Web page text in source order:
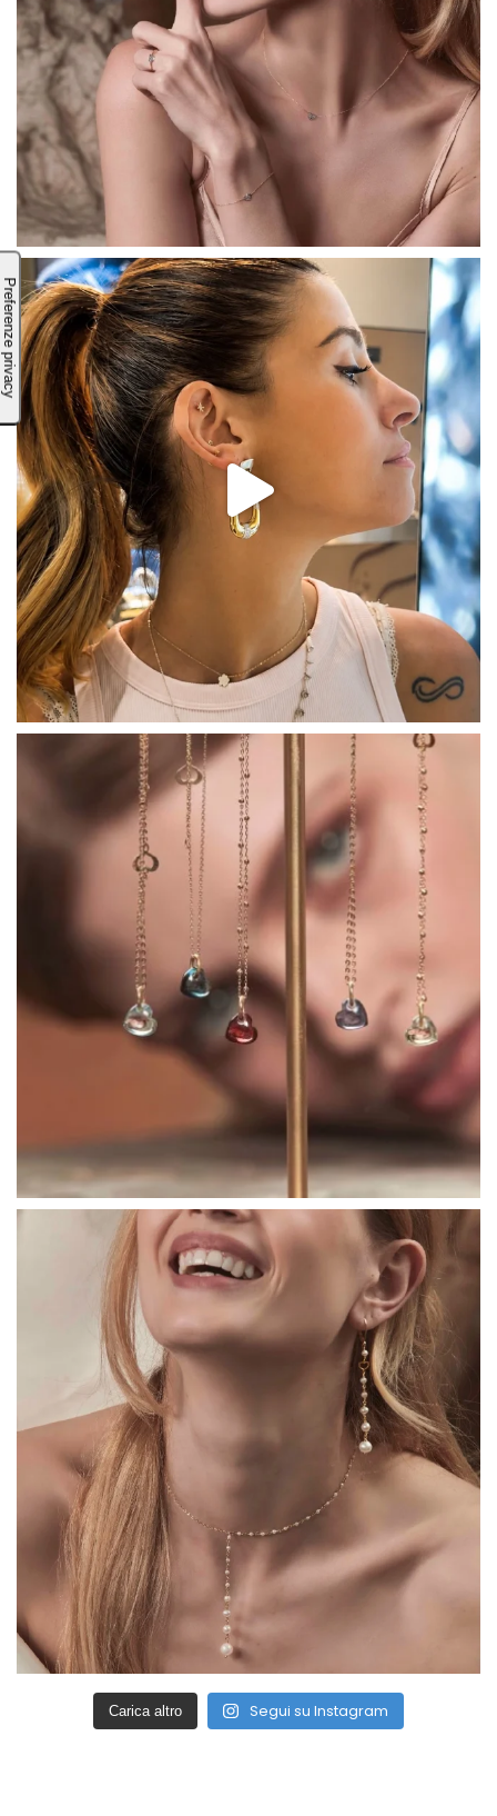
Carica altro Segui su Instagram